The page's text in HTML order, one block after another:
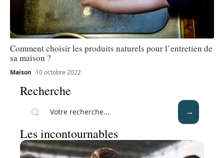
Comment choisir les produits naturels pour l’entretien de
sa maison ?
Maison 10 octobre 2022
Recherche
Les incontournables